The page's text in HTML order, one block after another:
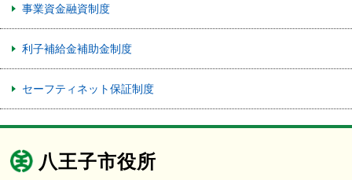
事業資金融資制度
利子補給金補助金制度
セーフティネット保証制度
八王子市役所